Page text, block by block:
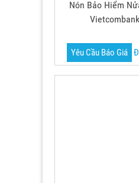
Nón Bảo Hiểm
Vietcombank
Yêu Cầu Báo Giá